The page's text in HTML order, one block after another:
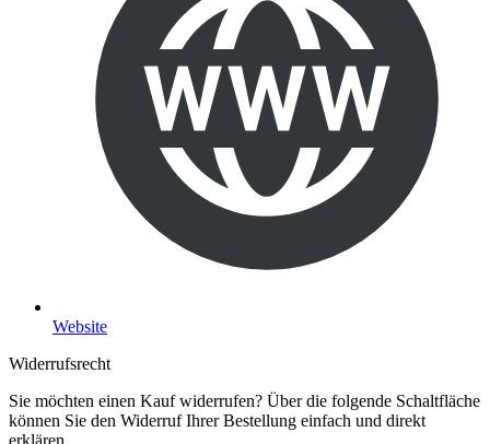
Website
Widerrufsrecht
Sie möchten einen Kauf widerrufen? Über die folgende Schaltfläche
können Sie den Widerruf Ihrer Bestellung einfach und direkt
erklären.